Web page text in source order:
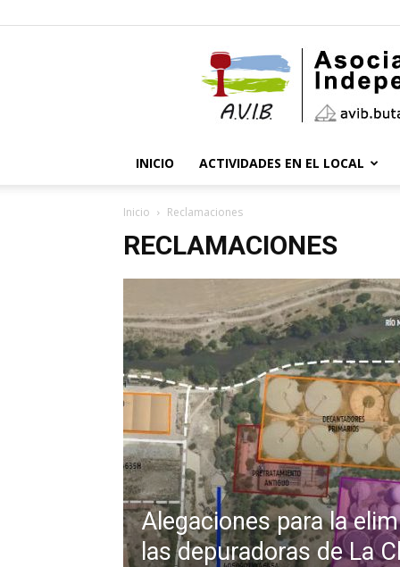
INICIO ACTIVIDADES EN EL LOCAL
Inicio Reclamaciones
RECLAMACIONES
Alegaciones para la
las depuradoras de La